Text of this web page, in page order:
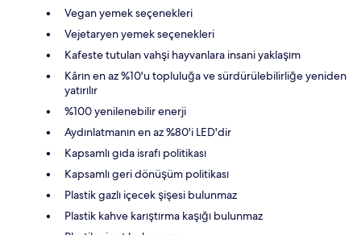
Vegan yemek seçenekleri
Vejetaryen yemek seçenekleri
Kafeste tutulan vahşi hayvanlara insani yaklaşım
Kârın en az %10'u topluluğa ve sürdürülebilirliğe yeniden
yatırılır
%100 yenilenebilir enerji
Aydınlatmanın en az %80'i LED'dir
Kapsamlı gıda israfı politikası
Kapsamlı geri dönüşüm politikası
Plastik gazlı içecek şişesi bulunmaz
Plastik kahve karıştırma kaşığı bulunmaz